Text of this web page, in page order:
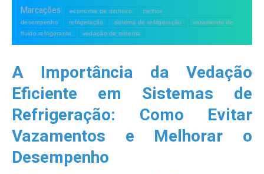
Marcações:
economia de dinheiro
melhor
desempenho
refrigeração sistema de refrigeração
vazamento de
fluido refrigerante
vedação de sistema
A Importância da Vedação
Eficiente em Sistemas de
Refrigeração: Como Evitar
Vazamentos e Melhorar o
Desempenho